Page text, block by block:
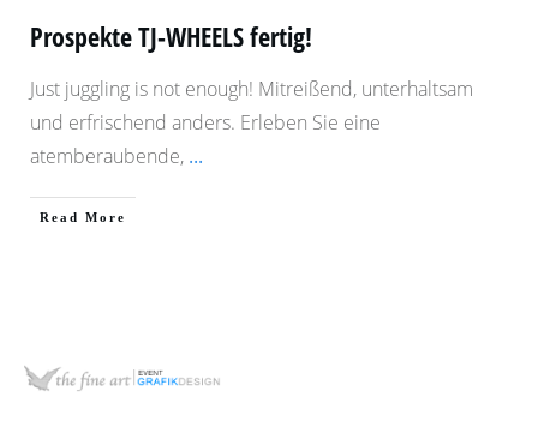
Prospekte TJ-WHEELS fertig!
Just juggling is not enough! Mitreißend, unterhaltsam
und erfrischend anders. Erleben Sie eine
atemberaubende, ...
​Read More